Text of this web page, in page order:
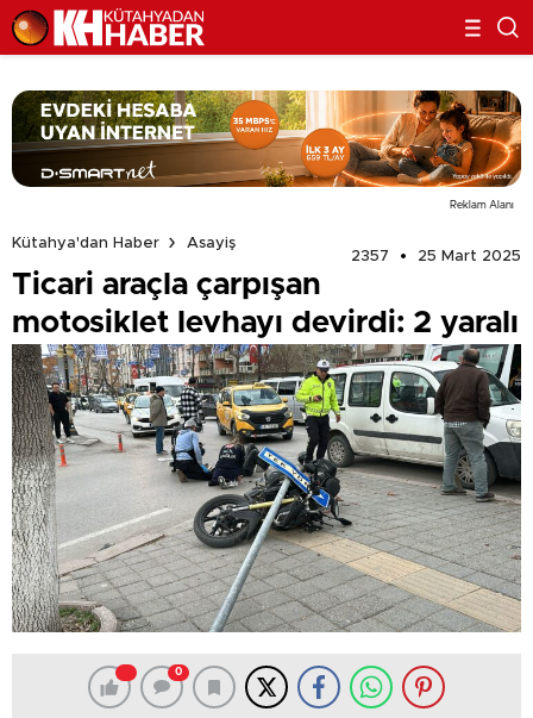
Reklam Alanı
Kütahya'dan Haber
Asayiş
2357
25 Mart 2025
Ticari araçla çarpışan
motosiklet levhayı devirdi: 2 yaralı
0